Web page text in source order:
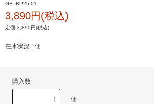
GB-IBP25-01
3,890円(税込)
定価 3,890円(税込)
在庫状況 1個
購入数
個